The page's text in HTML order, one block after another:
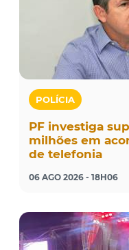
POLÍCIA
PF investiga
milhões em
de telefonia
06 AGO 2026 - 18H06